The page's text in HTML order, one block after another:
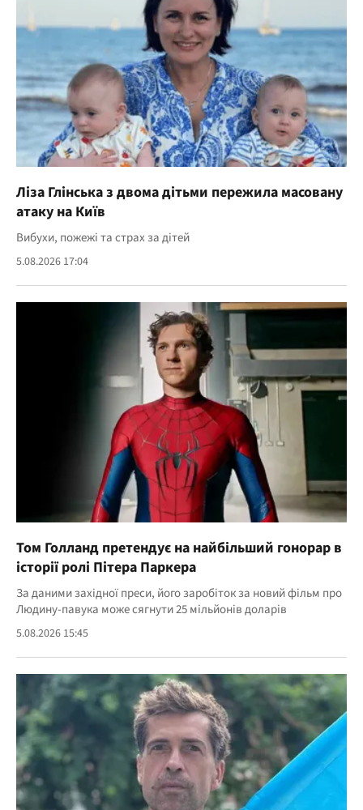
Ліза Глінська з двома дітьми пережила масовану
атаку на Київ
Вибухи, пожежі та страх за дітей
5.08.2026 17:04
Том Голланд претендує на найбільший гонорар в
історії ролі Пітера Паркера
За даними західної преси, його заробіток за новий фільм про
Людину-павука може сягнути 25 мільйонів доларів
5.08.2026 15:45